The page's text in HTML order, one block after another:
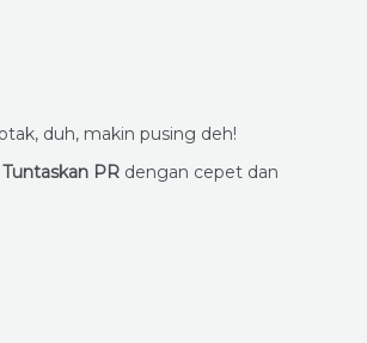
duh, makin pusing deh!
PR dengan cepet dan